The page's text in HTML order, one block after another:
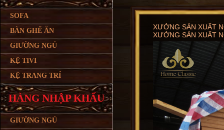
SOFA
BÀN GHẾ ĂN
GIƯỜNG NGỦ
KỆ TIVI
KỆ TRANG TRÍ
HÀNG NHẬP KHẨU
GIƯỜNG NGỦ
XƯỞNG SẢN XUẤT
XƯỞNG SẢN XUẤT